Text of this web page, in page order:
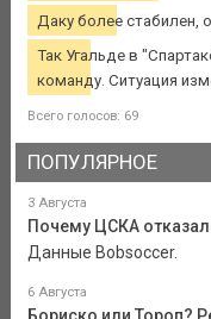
Даку более
Так Угальде в
команду. Ситуация
Всего голосов: 69
ПОПУЛЯРНОЕ
3 Августа
Почему ЦСКА
Данные Bobsoccer.
6 Августа